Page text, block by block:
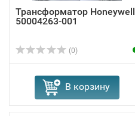
Трансформатор Honeywell
50004263-001
(0)
В корзину